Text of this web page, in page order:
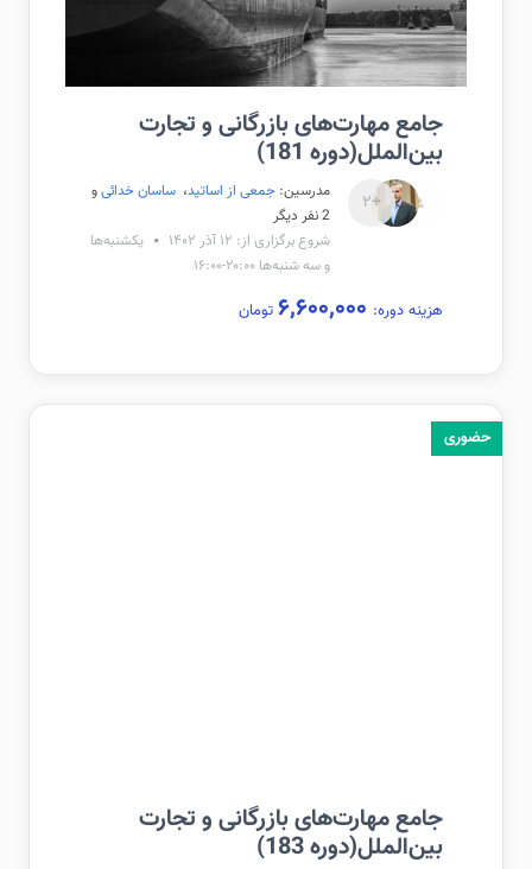
جامع مهارت‌های بازرگانی و تجارت
بین‌الملل(دوره 181)
+۲ مدرسین: جمعی از اساتید، ساسان خدائیو
2 نفر دیگر
شروع برگزاری از: ۱۲ آذر ۱۴۰۲
یکشنبه‌ها
و سه شنبه‌ها ۲۰:۰۰-۱۶:۰۰
هزینه دوره: تومان
حضوری
جامع مهارت‌های بازرگانی و تجارت
بین‌الملل(دوره 183)